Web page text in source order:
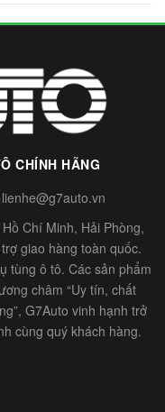
CHÍNH HÃNG
lienhe@g7auto.vn
Chí Minh, Hải Phòng,
giao hàng toàn quốc.
tùng ô tô. Các sản phẩm
châm “Uy tín, chất
G7Auto vinh hạnh trở
cùng quý khách hàng.